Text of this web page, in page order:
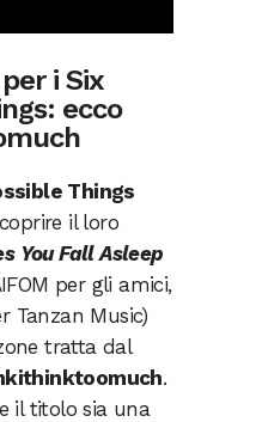
i Six
ecco
Things
il loro
You Fall Asleep
per gli amici,
Tanzan Music)
tratta dal
.
il titolo sia una